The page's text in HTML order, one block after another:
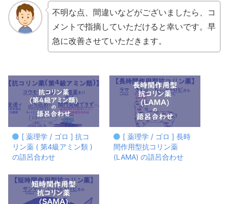
不明な点、間違いなどがございましたら、コ
メントで指摘していただけると幸いです。早
急に改善させていただきます。
[ 薬理学 / ゴロ ] 抗コ
リン薬 ( 第4級アミン類 )
の語呂合わせ
[ 薬理学 / ゴロ ] 長時
間作用型抗コリン薬
(LAMA) の語呂合わせ